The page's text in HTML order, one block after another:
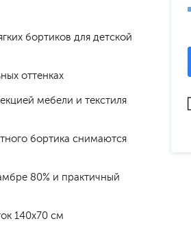
бортиков для детской
оттенках
мебели и текстиля
бортика снимаются
80% и практичный
140х70 см